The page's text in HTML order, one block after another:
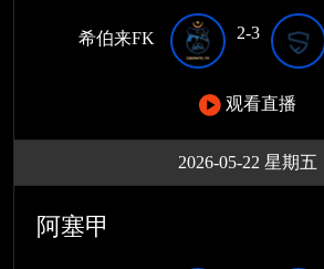
希伯来FK 2-3
观看直播
2026-05-22 星期五
阿塞甲